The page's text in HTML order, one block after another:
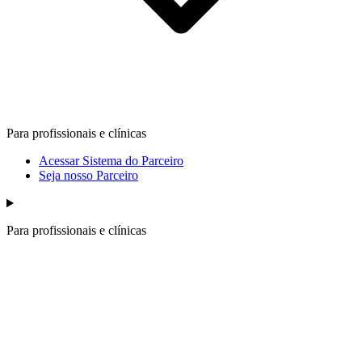
Para profissionais e clínicas
Acessar Sistema do Parceiro
Seja nosso Parceiro
Para profissionais e clínicas